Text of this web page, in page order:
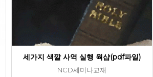
세가지 색깔 사역 실행 웍샵(pdf파일)
NCD세미나교재